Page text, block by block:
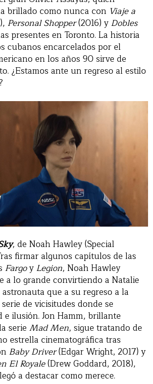
brillado como nunca con Viaje a
Personal Shopper(2016) y Dobles
presentes en Toronto. La historia
cubanos encarcelados por el
en los años 90 sirve de
¿Estamos ante un regreso al estilo
, de Noah Hawley (Special
firmar algunos capítulos de las
Fargoy Legion, Noah Hawley
a lo grande convirtiendo a Natalie
que a su regreso a la
de vicisitudes donde se
e ilusión. Jon Hamm, brillante
serie Mad Men, sigue tratando de
estrella cinematográfica tras
Baby Driver(Edgar Wright, 2017) y
El Royale(Drew Goddard, 2018),
a destacar como merece.